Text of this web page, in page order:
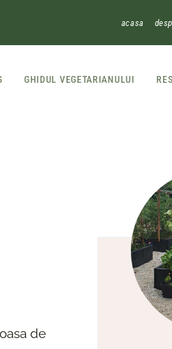
acasa
GHIDUL VEGETARIANULUI
de